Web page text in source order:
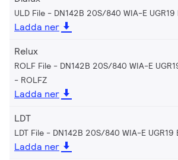
ULD File - DN142B 20S/840 WIA-E UGR19
Ladda ner
Relux
ROLF File - DN142B 20S/840 WIA-E
ROLFZ
Ladda ner
LDT
LDT File - DN142B 20S/840 WIA-E UGR19
Ladda ner